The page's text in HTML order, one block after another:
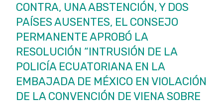
CONTRA, UNA ABSTENCIÓN, Y DOS
PAÍSES AUSENTES, EL CONSEJO
PERMANENTE APROBÓ LA
RESOLUCIÓN “INTRUSIÓN DE LA
POLICÍA ECUATORIANA EN LA
EMBAJADA DE MÉXICO EN VIOLACIÓN
DE LA CONVENCIÓN DE VIENA SOBRE